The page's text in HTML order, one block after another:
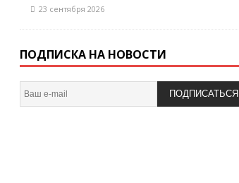
23 сентября 2026
ПОДПИСКА НА НОВОСТИ
ПОДПИСАТЬСЯ